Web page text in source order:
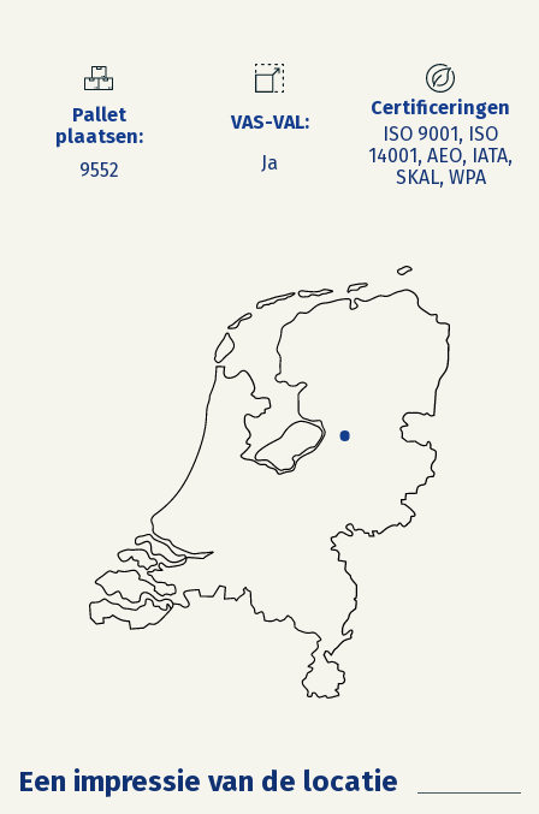
Pallet
plaatsen:
9552
VAS-VAL:
Ja
Certificeringen
ISO 9001, ISO
14001, AEO, IATA,
SKAL, WPA
Een impressie van de locatie